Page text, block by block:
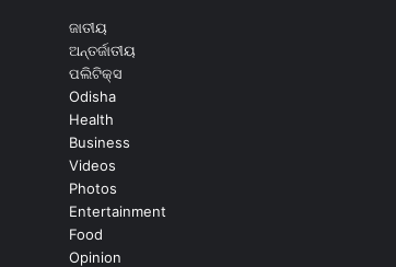
ଜାତୀୟ
ଅନ୍ତର୍ଜାତୀୟ
ପଲିଟିକ୍ସ
Odisha
Health
Business
Videos
Photos
Entertainment
Food
Opinion